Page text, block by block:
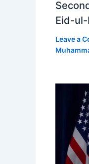
Eid-
Leave a